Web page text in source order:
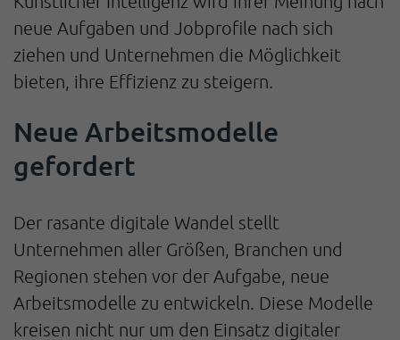
neue Aufgaben und Jobprofile nach sich
ziehen und Unternehmen die Möglichkeit
bieten, ihre Effizienz zu steigern.
Neue Arbeitsmodelle
gefordert
Der rasante digitale Wandel stellt
Unternehmen aller Größen, Branchen und
Regionen stehen vor der Aufgabe, neue
Arbeitsmodelle zu entwickeln. Diese Modelle
kreisen nicht nur um den Einsatz digitaler